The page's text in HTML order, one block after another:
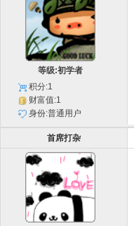
等级:初学者
积分:1
财富值:1
身份:普通用户
首席打杂